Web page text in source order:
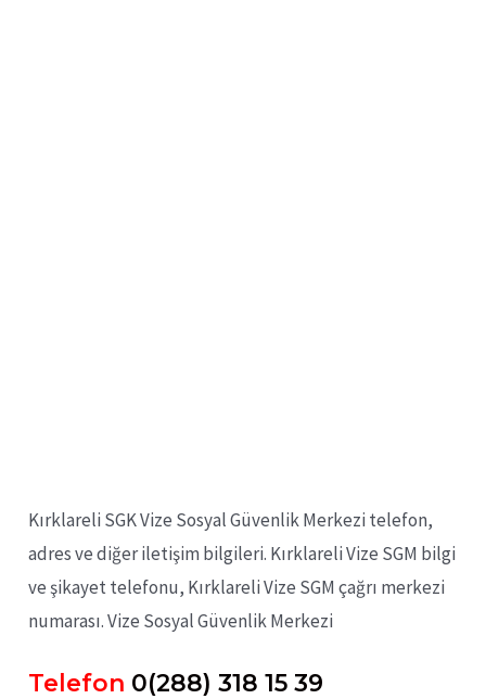
Kırklareli SGK Vize Sosyal Güvenlik Merkezi telefon,
adres ve diğer iletişim bilgileri. Kırklareli Vize SGM bilgi
ve şikayet telefonu, Kırklareli Vize SGM çağrı merkezi
numarası. Vize Sosyal Güvenlik Merkezi
Telefon 0(288) 318 15 39